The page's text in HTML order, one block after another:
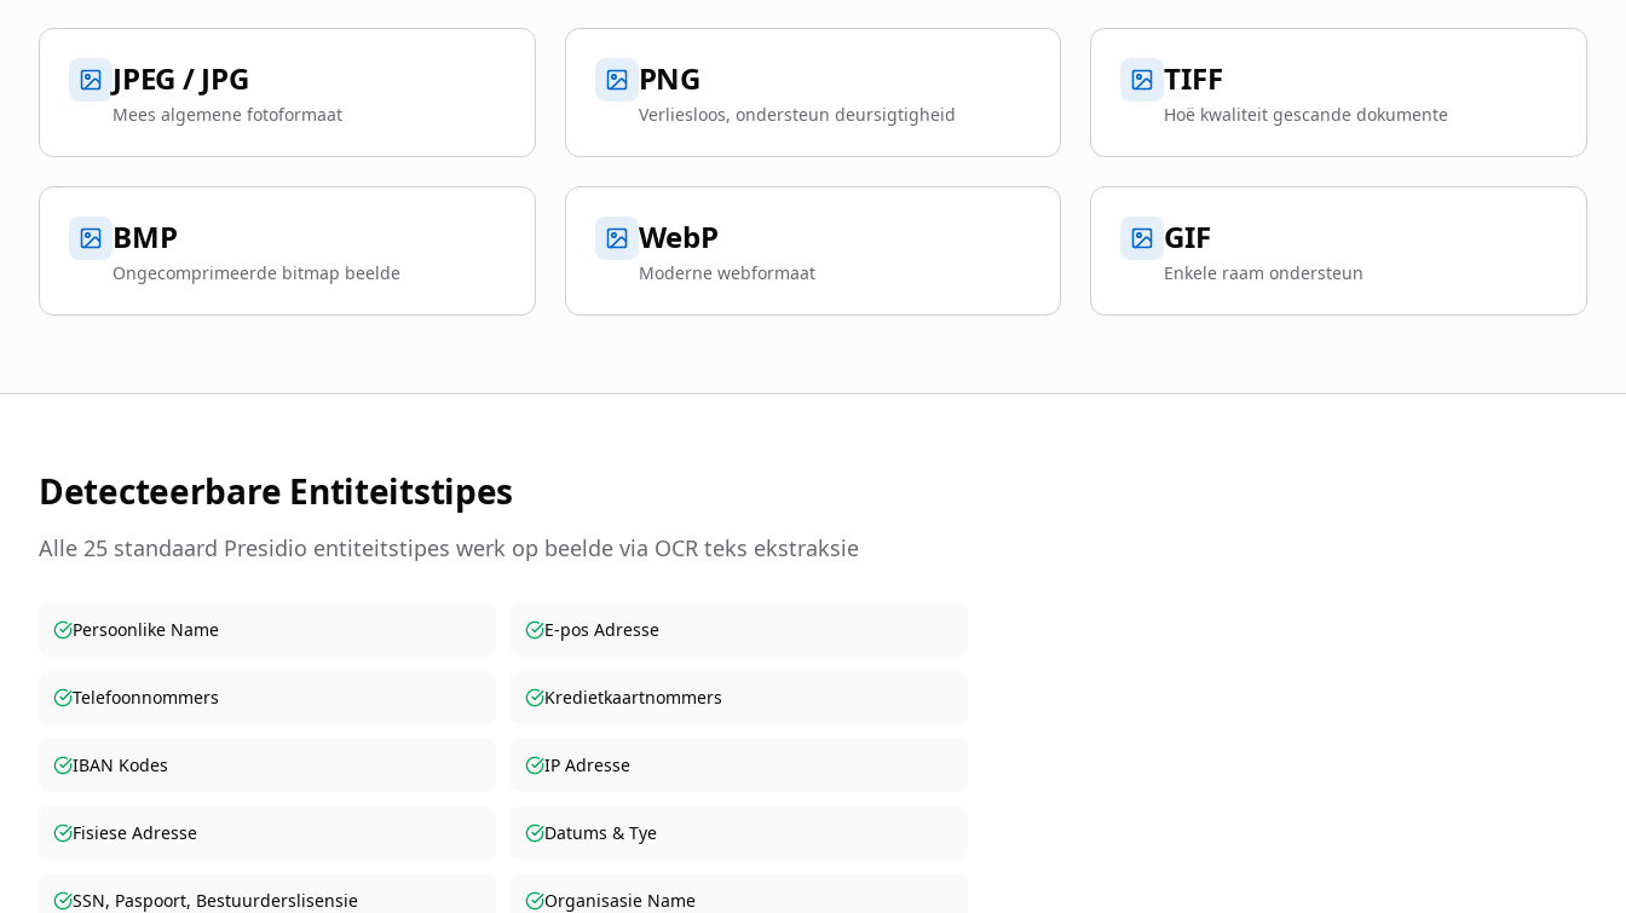
JPEG / JPG
Mees algemene fotoformaat
PNG
Verliesloos, ondersteun deursigtigheid
TIFF
Hoë kwaliteit gescande dokumente
BMP
Ongecomprimeerde bitmap beelde
WebP
Moderne webformaat
GIF
Enkele raam ondersteun
Detecteerbare Entiteitstipes
Alle 25 standaard Presidio entiteitstipes werk op beelde via OCR teks ekstraksie
Persoonlike Name E-pos Adresse
Telefoonnommers Kredietkaartnommers
IBAN Kodes IP Adresse
Fisiese Adresse Datums & Tye
SSN, Paspoort, Bestuurderslisensie Organisasie Name